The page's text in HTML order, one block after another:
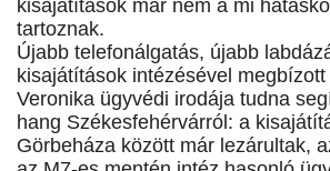
kisajátítások már nem a mi
tartoznak.
Újabb telefonálgatás, újabb
kisajátítások intézésével
Veronika ügyvédi irodája tudna
hang Székesfehérvárról: a
Görbeháza között már lezárultak,